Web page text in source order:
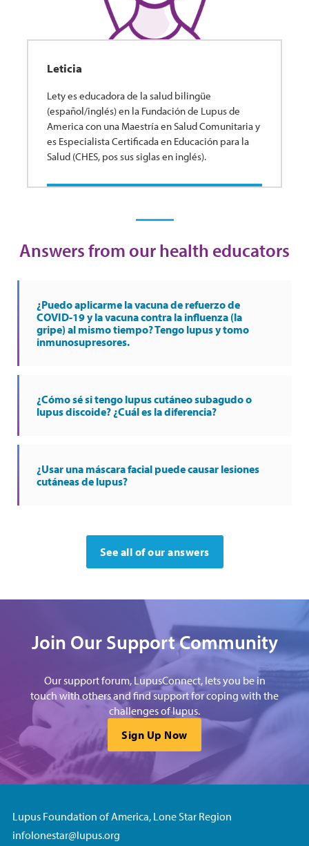
Leticia
Lety es educadora de la salud bilingüe
(español/inglés) en la Fundación de Lupus de
America con una Maestría en Salud Comunitaria y
es Especialista Certificada en Educación para la
Salud (CHES, pos sus siglas en inglés).
Answers from our health educators
¿Puedo aplicarme la vacuna de refuerzo de
COVID-19 y la vacuna contra la influenza (la
gripe) al mismo tiempo? Tengo lupus y tomo
inmunosupresores.
¿Cómo sé si tengo lupus cutáneo subagudo o
lupus discoide? ¿Cuál es la diferencia?
¿Usar una máscara facial puede causar lesiones
cutáneas de lupus?
See all of our answers
Join Our Support Community
Our support forum, LupusConnect, lets you be in
touch with others and find support for coping with the
challenges of lupus.
Sign Up Now
Lupus Foundation of America, Lone Star Region
infolonestar@lupus.org